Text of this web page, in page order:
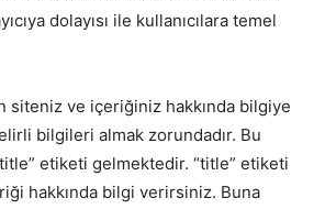
SEM,
dolayısı ile kullanıcılara temel
siteniz ve içeriğiniz hakkında bilgiye
bilgileri almak zorundadır. Bu
etiketi gelmektedir. “title” etiketi
hakkında bilgi verirsiniz. Buna